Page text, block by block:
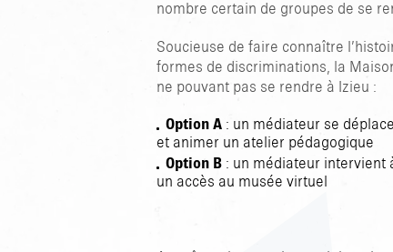
nombre certain de groupes de se
Soucieuse de faire connaître
formes de discriminations, la
ne pouvant pas se rendre à Izieu :
Option A : un médiateur se
et animer un atelier pédagogique
Option B : un médiateur intervient
un accès au musée virtuel